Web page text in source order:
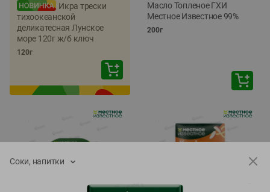
Икра трески
тихоокеанской
деликатесная Лунское
море 120г ж/б ключ
120г
Масло Топленое ГХИ
Местное Известное 99%
200г
Соки, напитки